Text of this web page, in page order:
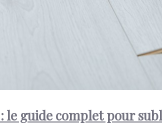
le guide complet pour